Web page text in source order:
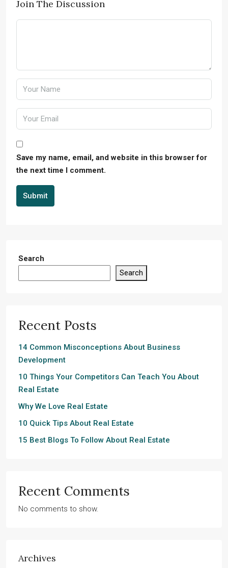
Join The Discussion
Save my name, email, and website in this browser for
the next time I comment.
Submit
Search
Search
Recent Posts
14 Common Misconceptions About Business
Development
10 Things Your Competitors Can Teach You About
Real Estate
Why We Love Real Estate
10 Quick Tips About Real Estate
15 Best Blogs To Follow About Real Estate
Recent Comments
No comments to show.
Archives